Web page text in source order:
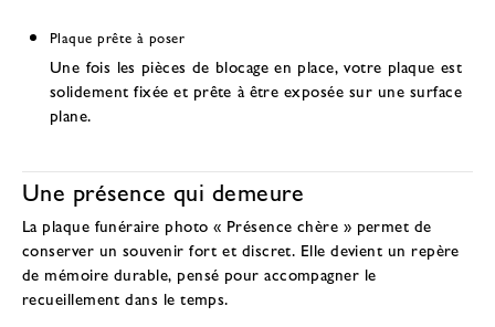
Plaque prête à poser
Une fois les pièces de blocage en place, votre plaque est
solidement fixée et prête à être exposée sur une surface
plane.
Une présence qui demeure
La plaque funéraire photo « Présence chère » permet de
conserver un souvenir fort et discret. Elle devient unrepère
de mémoire durable, pensé pour accompagner le
recueillement dans le temps.